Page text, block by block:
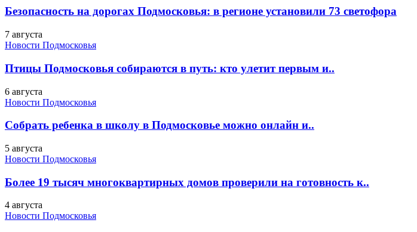
Безопасность на дорогах Подмосковья: в регионе установили 73 светофора
7 августа
Новости Подмосковья
Птицы Подмосковья собираются в путь: кто улетит первым и..
6 августа
Новости Подмосковья
Собрать ребенка в школу в Подмосковье можно онлайн и..
5 августа
Новости Подмосковья
Более 19 тысяч многоквартирных домов проверили на готовность к..
4 августа
Новости Подмосковья